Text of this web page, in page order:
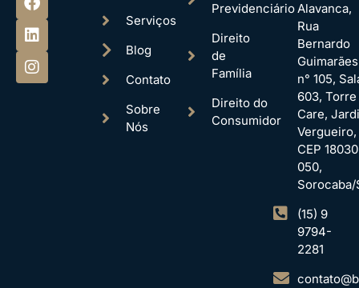
Serviços
Blog
Contato
Sobre
Nós
Previdenciário
Direito
de
Família
Direito do
Consumidor
Alavanca,
Rua
Bernardo
n° 105,
603, Torre
Care,
Vergueiro,
CEP
050,
Sorocaba/
(15) 9
9794-
2281